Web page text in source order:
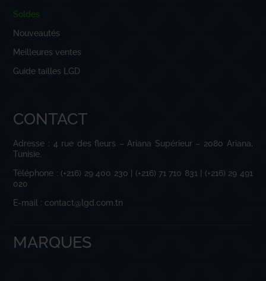
Soldes
Nouveautés
Meilleures ventes
Guide tailles LGD
CONTACT
Adresse : 4 rue des fleurs – Ariana Supérieur – 2080 Ariana,
Tunisie.
Téléphone : (+216) 29 400 230 | (+216) 71 710 831 | (+216) 29 491
020
E-mail : contact@lgd.com.tn
MARQUES